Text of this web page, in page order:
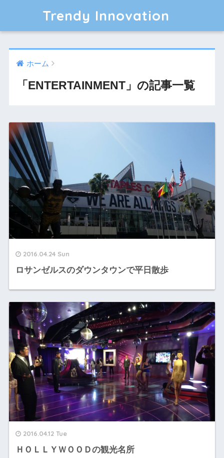
Trendy Innovation
ホーム
「ENTERTAINMENT」の記事一覧
2016.04.24 Sun
ロサンゼルスのダウンタウンで平日散歩
2016.04.12 Tue
ＨＯＬＬＹＷＯＯＤの観光名所